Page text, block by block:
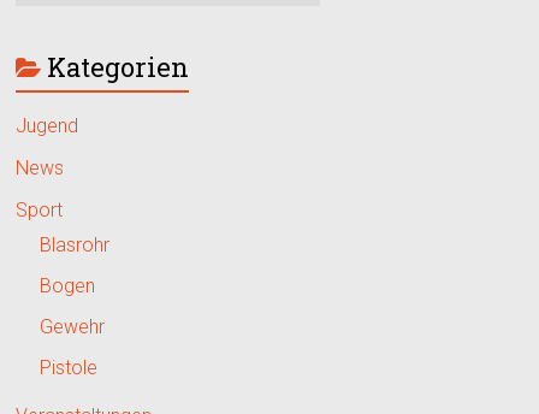
Kategorien
Jugend
News
Sport
Blasrohr
Bogen
Gewehr
Pistole